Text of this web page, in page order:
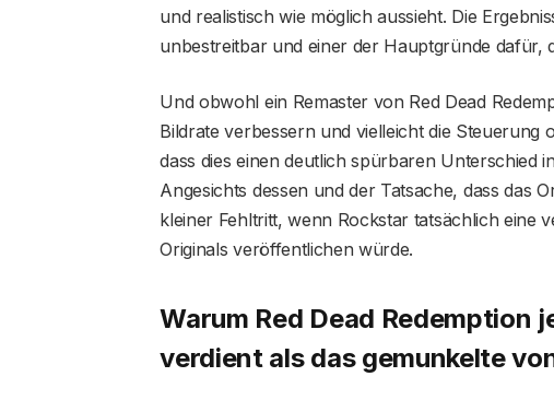
und realistisch wie möglich aussieht. Die
unbestreitbar und einer der Hauptgründe dafür,
Und obwohl ein Remaster von Red Dead
Bildrate verbessern und vielleicht die
dass dies einen deutlich spürbaren Unterschied
Angesichts dessen und der Tatsache, dass das
kleiner Fehltritt, wenn Rockstar tatsächlich eine
Originals veröffentlichen würde.
Warum Red Dead Redemption
verdient als das gemunkelte